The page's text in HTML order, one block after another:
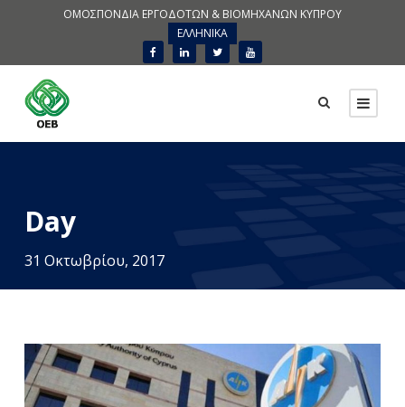
ΟΜΟΣΠΟΝΔΙΑ ΕΡΓΟΔΟΤΩΝ & ΒΙΟΜΗΧΑΝΩΝ ΚΥΠΡΟΥ
ΕΛΛΗΝΙΚΑ
Day
31 Οκτωβρίου, 2017